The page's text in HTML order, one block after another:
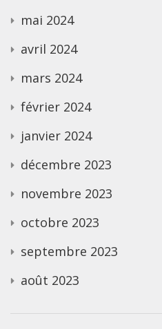
mai 2024
avril 2024
mars 2024
février 2024
janvier 2024
décembre 2023
novembre 2023
octobre 2023
septembre 2023
août 2023